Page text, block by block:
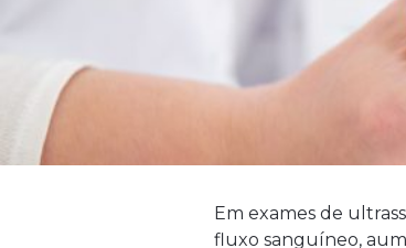
Em exames de
fluxo sanguíneo,